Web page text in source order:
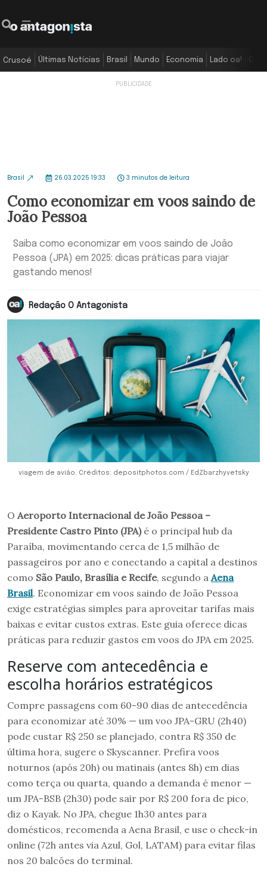
Crusoé Últimas Notícias Brasil Mundo Economia Lado oa!
Brasil 26.03.2025 19:33 3 minutos de leitura
Como economizar em voos saindo de
João Pessoa
Saiba como economizar em voos saindo de João
Pessoa (JPA) em 2025: dicas práticas para viajar
gastando menos!
Redação O Antagonista
viagem de avião. Créditos: depositphotos.com / EdZbarzhyvetsky
O Aeroporto Internacional de João Pessoa –
Presidente Castro Pinto (JPA) é o principal hub da
Paraíba, movimentando cerca de 1,5 milhão de
passageiros por ano e conectando a capital a destinos
como São Paulo, Brasília e Recife, segundo a Aena
Brasil. Economizar em voos saindo de João Pessoa
exige estratégias simples para aproveitar tarifas mais
baixas e evitar custos extras. Este guia oferece dicas
práticas para reduzir gastos em voos do JPA em 2025.
Reserve com antecedência e
escolha horários estratégicos
Compre passagens com 60-90 dias de antecedência
para economizar até 30% — um voo JPA-GRU (2h40)
pode custar R$ 250 se planejado, contra R$ 350 de
última hora, sugere o Skyscanner. Prefira voos
noturnos (após 20h) ou matinais (antes 8h) em dias
como terça ou quarta, quando a demanda é menor —
um JPA-BSB (2h30) pode sair por R$ 200 fora de pico,
diz o Kayak. No JPA, chegue 1h30 antes para
domésticos, recomenda a Aena Brasil, e use o check-in
online (72h antes via Azul, Gol, LATAM) para evitar filas
nos 20 balcões do terminal.